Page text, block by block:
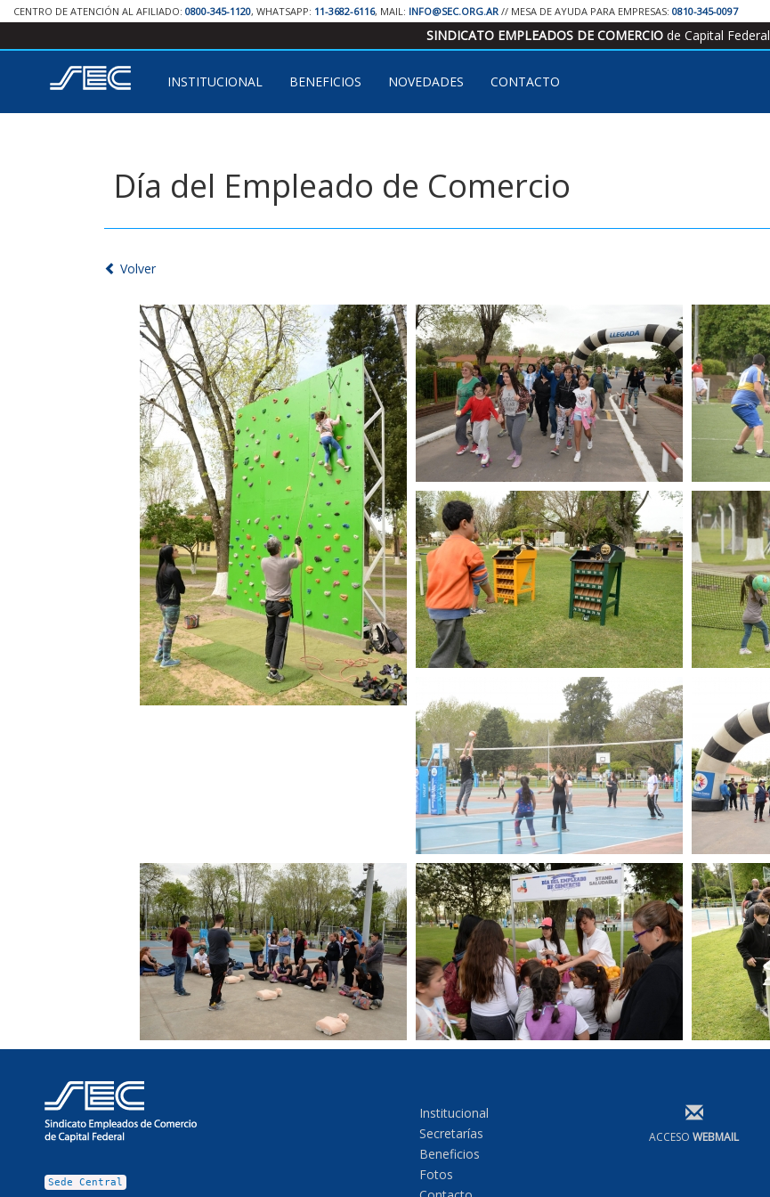
CENTRO DE ATENCIÓN AL AFILIADO: 0800-345-1120, WHATSAPP: 11-3682-6116, MAIL: INFO@SEC.ORG.AR // MESA DE AYUDA PARA EMPRESAS: 0810-345-0097
SINDICATO EMPLEADOS DE COMERCIO de Capital Federal
INSTITUCIONAL BENEFICIOS NOVEDADES CONTACTO
Día del Empleado de Comercio
Volver
Sede Central
Institucional
Secretarías
Beneficios
Fotos
ACCESOWEBMAIL